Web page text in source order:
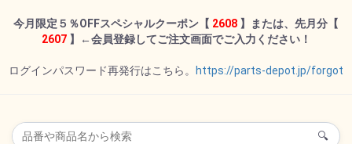
今月限定５％OFFスペシャルクーポン 【 2608 】または、先月分【
2607】←会員登録してご注文画面でご入力ください！
ログインパスワード再発行はこちら。 https://parts-depot.jp/forgot
🔍